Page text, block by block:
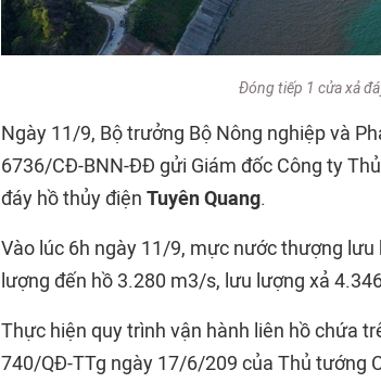
Đóng tiếp 1 cửa xả
Ngày 11/9, Bộ trưởng Bộ Nông nghiệp và
6736/CĐ-BNN-ĐĐ gửi Giám đốc Công ty
đáy hồ thủy điện Tuyên Quang.
Vào lúc 6h ngày 11/9, mực nước thượng
lượng đến hồ 3.280 m3/s, lưu lượng xả
Thực hiện quy trình vận hành liên hồ chứa
740/QĐ-TTg ngày 17/6/209 của Thủ tướng